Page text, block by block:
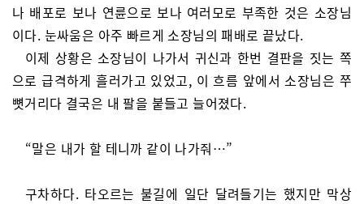
나 배포로 보나 연륜으로 보나 여러모로 부족한 것은 소장님
이다. 눈싸움은 아주 빠르게 소장님의 패배로 끝났다.
이제 상황은 소장님이 나가서 귀신과 한번 결판을 짓는 쪽
으로 급격하게 흘러가고 있었고, 이 흐름 앞에서 소장님은 쭈
뼛거리다 결국은 내 팔을 붙들고 늘어졌다.
“말은 내가 할 테니까 같이 나가줘…”
구차하다. 타오르는 불길에 일단 달려들기는 했지만 막상